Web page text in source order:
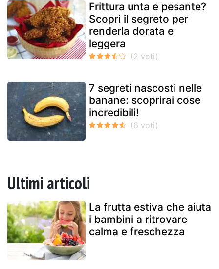
Frittura unta e pesante?
Scopri il segreto per
renderla dorata e
leggera
7 segreti nascosti nelle
banane: scoprirai cose
incredibili!
Ultimi articoli
La frutta estiva che aiuta
i bambini a ritrovare
calma e freschezza